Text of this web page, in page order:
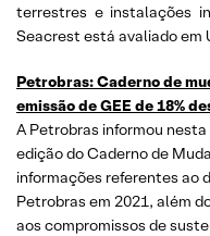
terrestres e instalações
Seacrest está avaliado em
Petrobras: Caderno de
emissão de GEE de 18%
A Petrobras informou
edição do Caderno de
informações referentes ao
Petrobras em 2021, além
aos compromissos de